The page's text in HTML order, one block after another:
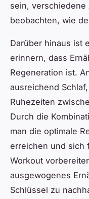
sein, verschiedene
beobachten, wie
Darüber hinaus ist
erinnern, dass
Regeneration ist.
ausreichend
Ruhezeiten
Durch die
man die optimale
erreichen und sich
Workout
ausgewogenes
Schlüssel zu